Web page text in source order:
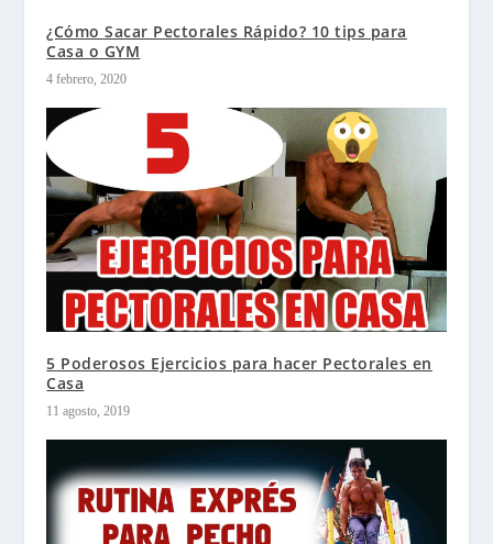
¿Cómo Sacar Pectorales Rápido? 10 tips para
Casa o GYM
4 febrero, 2020
5 Poderosos Ejercicios para hacer Pectorales en
Casa
11 agosto, 2019